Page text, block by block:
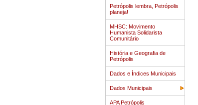
Petrópolis lembra, Petrópolis
planeja!
MHSC: Movimento
Humanista Solidarista
Comunitário
História e Geografia de
Petrópolis
Dados e Índices Municipais
Dados Municipais
APA Petrópolis